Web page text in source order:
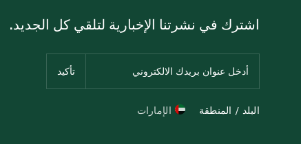
اشترك في نشرتنا الإخبارية لتلقي كل الجديد.
البلد / المنطقة الإمارات